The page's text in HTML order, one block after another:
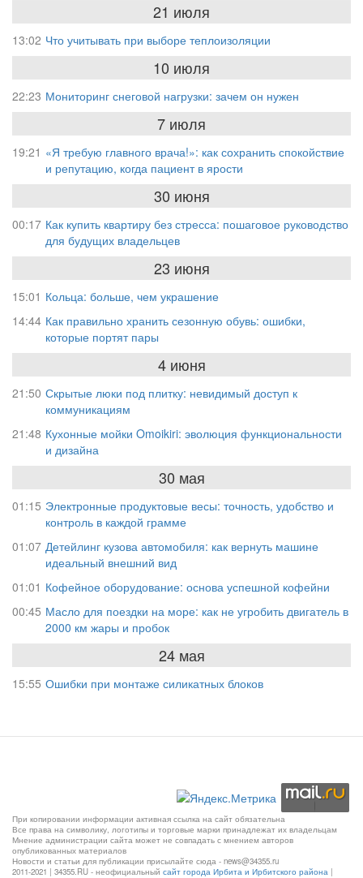
21 июля
13:02 Что учитывать при выборе теплоизоляции
10 июля
22:23 Мониторинг снеговой нагрузки: зачем он нужен
7 июля
19:21 «Я требую главного врача!»: как сохранить спокойствие
и репутацию, когда пациент в ярости
30 июня
00:17 Как купить квартиру без стресса: пошаговое руководство
для будущих владельцев
23 июня
15:01 Кольца: больше, чем украшение
14:44 Как правильно хранить сезонную обувь: ошибки,
которые портят пары
4 июня
21:50 Скрытые люки под плитку: невидимый доступ к
коммуникациям
21:48 Кухонные мойки Omoikiri: эволюция функциональности
и дизайна
30 мая
01:15 Электронные продуктовые весы: точность, удобство и
контроль в каждой грамме
01:07 Детейлинг кузова автомобиля: как вернуть машине
идеальный внешний вид
01:01 Кофейное оборудование: основа успешной кофейни
00:45 Масло для поездки на море: как не угробить двигатель в
2000 км жары и пробок
24 мая
15:55 Ошибки при монтаже силикатных блоков
При копировании информации активная ссылка на сайт обязательна
Все права на символику, логотипы и торговые марки принадлежат их владельцам
Мнение администрации сайта может не совпадать с мнением авторов
опубликованных материалов
Новости и статьи для публикации присылайте сюда - news@34355.ru
2011-2021 | 34355.RU - неофициальный сайт города Ирбита и Ирбитского района |